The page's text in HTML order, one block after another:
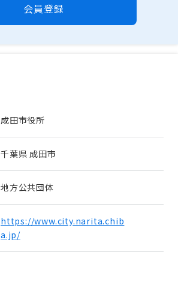
会員登録
成田市役所
千葉県 成田市
地方公共団体
https://www.city.narita.chib
a.jp/